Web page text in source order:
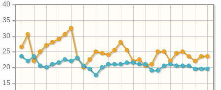
15
20
25
30
35
40